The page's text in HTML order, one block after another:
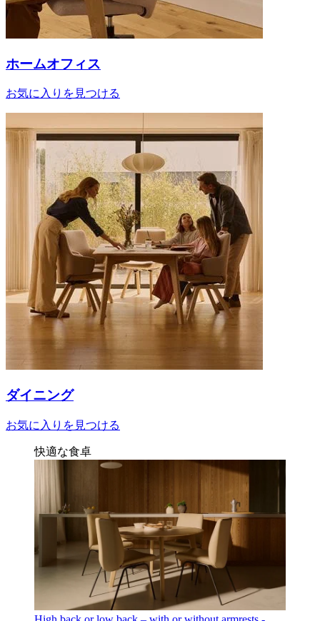
ホームオフィス
お気に入りを見つける
ダイニング
お気に入りを見つける
快適な食卓